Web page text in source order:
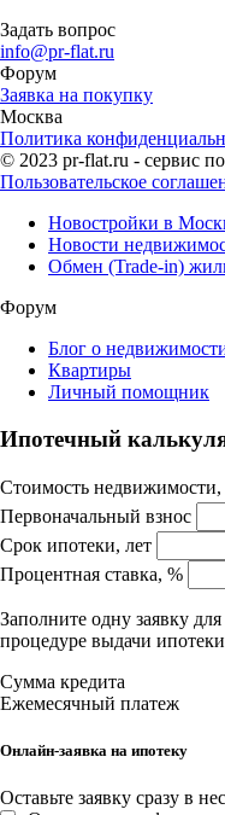
Задать вопрос
info@pr-flat.ru
Форум
Заявка на покупку
Москва
Политика
© 2023 pr-flat.ru - сервис
Пользовательское
Новостройки в
Новости
Обмен (Trade-in)
Форум
Блог о
Квартиры
Личный помощник
Ипотечный
Стоимость недвижимости,
Первоначальный взнос
Срок ипотеки, лет
Процентная ставка, %
Заполните одну заявку
процедуре выдачи
Сумма кредита
Ежемесячный платеж
Онлайн-заявка на ипотеку
Оставьте заявку сразу в